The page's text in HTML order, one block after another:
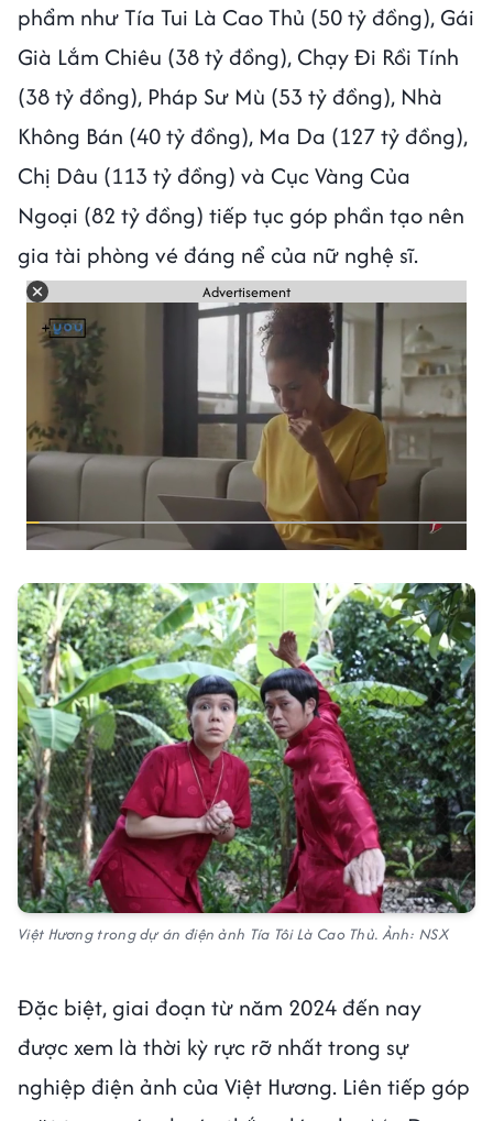
phẩm như Tía Tui Là Cao Thủ (50 tỷ đồng), Gái
Già Lắm Chiêu (38 tỷ đồng), Chạy Đi Rồi Tính
(38 tỷ đồng), Pháp Sư Mù (53 tỷ đồng), Nhà
Không Bán (40 tỷ đồng), Ma Da (127 tỷ đồng),
Chị Dâu (113 tỷ đồng) và Cục Vàng Của
Ngoại (82 tỷ đồng) tiếp tục góp phần tạo nên
gia tài phòng vé đáng nể của nữ nghệ sĩ.
Advertisement
Việt Hương trong dự án điện ảnh Tía Tôi Là Cao Thủ. Ảnh: NSX
Đặc biệt, giai đoạn từ năm 2024 đến nay
được xem là thời kỳ rực rỡ nhất trong sự
nghiệp điện ảnh của Việt Hương. Liên tiếp góp